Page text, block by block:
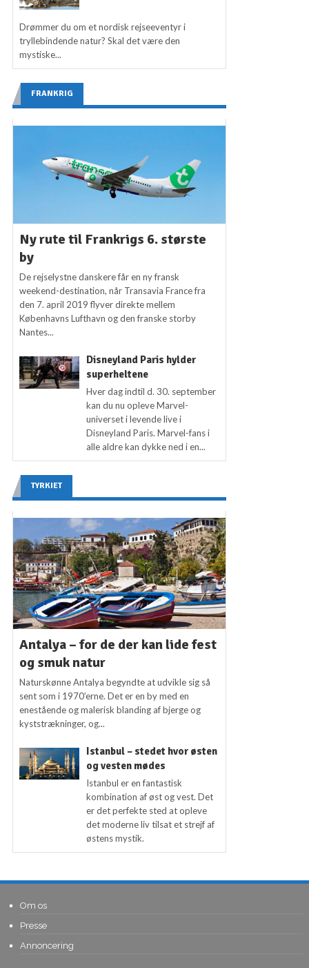
Drømmer du om et nordisk rejseeventyr i
tryllebindende natur? Skal det være den
mystiske...
FRANKRIG
Ny rute til Frankrigs 6. største
by
De rejselystne danskere får en ny fransk
weekend-destination, når Transavia France fra
den 7. april 2019 flyver direkte mellem
Københavns Lufthavn og den franske storby
Nantes...
Disneyland Paris hylder
superheltene
Hver dag indtil d. 30. september
kan du nu opleve Marvel-
universet i levende live i
Disneyland Paris. Marvel-fans i
alle aldre kan dykke ned i en...
TYRKIET
Antalya – for de der kan lide fest
og smuk natur
Naturskønne Antalya begyndte at udvikle sig så
sent som i 1970’erne. Det er en by med en
enestående og malerisk blanding af bjerge og
kyststrækninger, og...
Istanbul – stedet hvor østen
og vesten mødes
Istanbul er en fantastisk
kombination af øst og vest. Det
er det perfekte sted at opleve
det moderne liv tilsat et strejf af
østens mystik.
Om os
Presse
Annoncering